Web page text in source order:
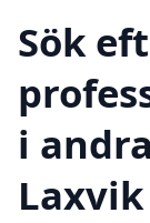
Sök
i
Laxvik